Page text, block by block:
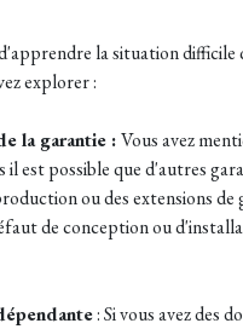
la situation
explorer :
la garantie :Vous avez
il est possible que d'autres
ou des extensions
de conception ou
: Si vous avez des